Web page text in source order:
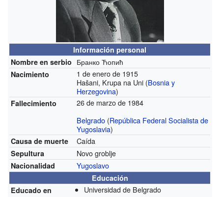
Información personal
Nombre en serbio Бранко Ћопић
Nacimiento
1 de enero de 1915
Hašani, Krupa na Uni (Bosnia y
Herzegovina)
Fallecimiento
26 de marzo de 1984
Belgrado (República Federal Socialista de
Yugoslavia)
Causa de muerte Caída
Sepultura Novo groblje
Nacionalidad Yugoslavo
Educación
Educado en
Universidad de Belgrado